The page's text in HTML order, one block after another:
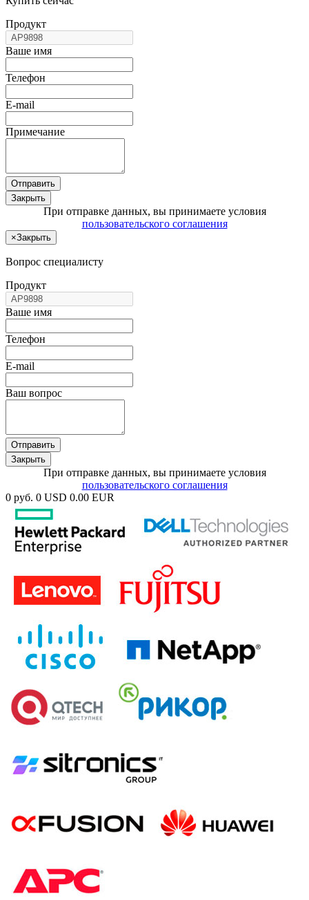
Продукт
Ваше имя
Телефон
E-mail
Примечание
Отправить
Закрыть
При отправке данных, вы принимаете условия
пользовательского соглашения
×Закрыть
Вопрос специалисту
Продукт
Ваше имя
Телефон
E-mail
Ваш вопрос
Отправить
Закрыть
При отправке данных, вы принимаете условия
пользовательского соглашения
0 руб. 0 USD 0.00 EUR